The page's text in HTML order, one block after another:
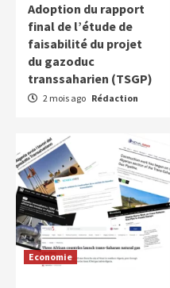
Adoption du rapport
final de l’étude de
faisabilité du projet
du gazoduc
transsaharien (TSGP)
2 mois ago Rédaction
Economie